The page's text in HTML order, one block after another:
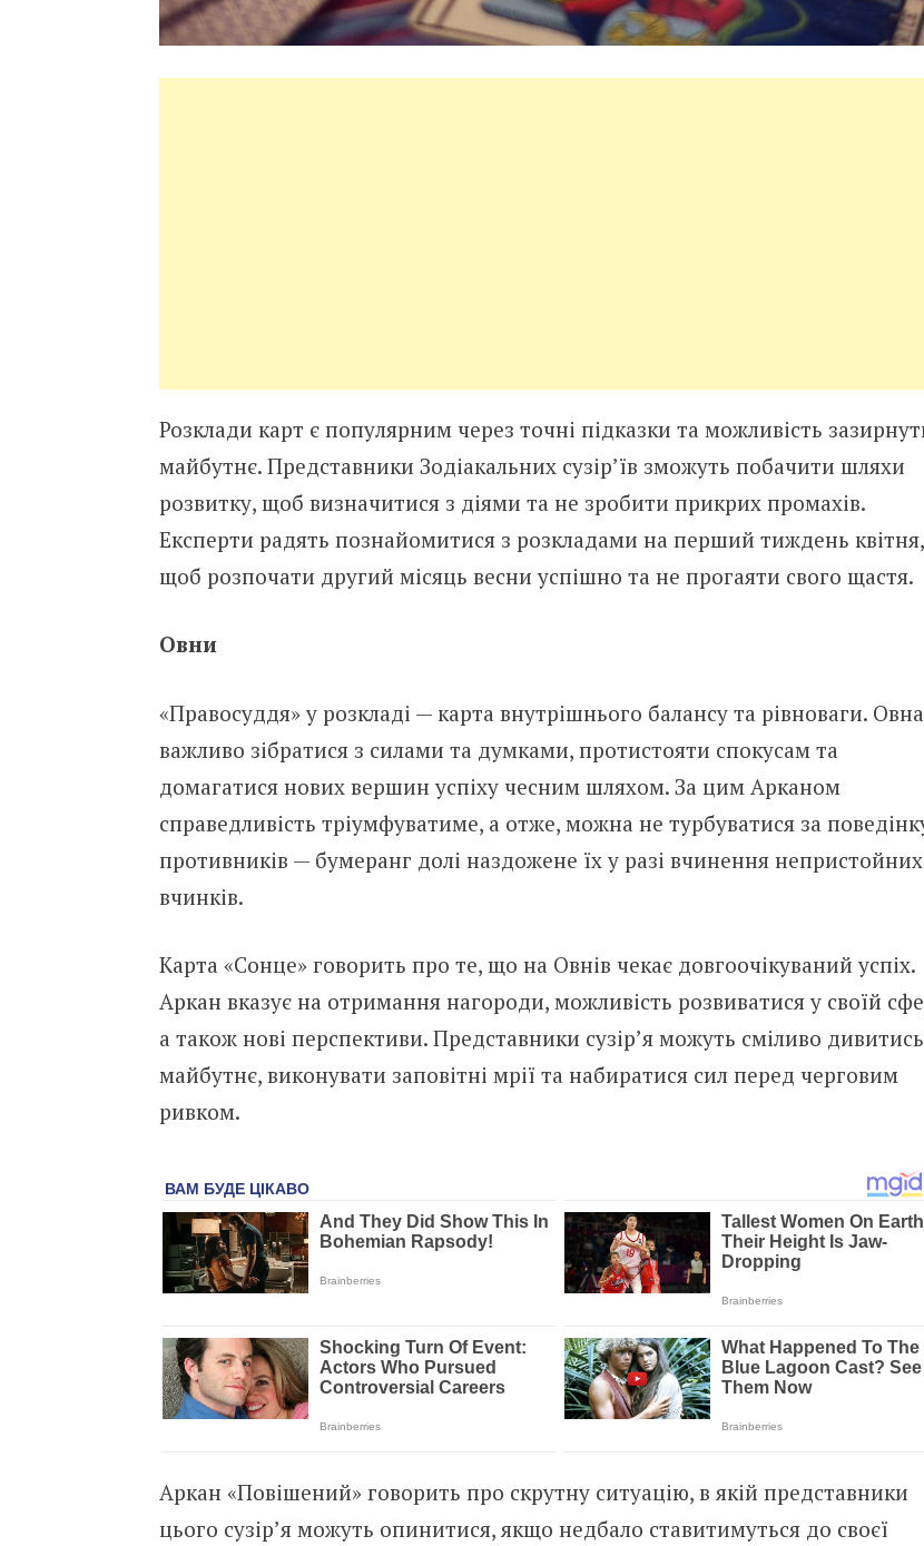
Розклади карт є популярним через точні підказки та можливість
майбутнє. Представники Зодіакальних сузір’їв зможуть побачити шляхи
розвитку, щоб визначитися з діями та не зробити прикрих промахів.
Експерти радять познайомитися з розкладами на перший тиждень квітня,
щоб розпочати другий місяць весни успішно та не прогаяти свого щастя.
Овни
«Правосуддя» у розкладі — карта внутрішнього балансу та рівноваги.
важливо зібратися з силами та думками, протистояти спокусам та
домагатися нових вершин успіху чесним шляхом. За цим Арканом
справедливість тріумфуватиме, а отже, можна не турбуватися за
противників — бумеранг долі наздожене їх у разі вчинення непристойних
вчинків.
Карта «Сонце» говорить про те, що на Овнів чекає довгоочікуваний успіх.
Аркан вказує на отримання нагороди, можливість розвиватися у своїй
а також нові перспективи. Представники сузір’я можуть сміливо
майбутнє, виконувати заповітні мрії та набиратися сил перед черговим
ривком.
Аркан «Повішений» говорить про скрутну ситуацію, в якій представники
цього сузір’я можуть опинитися, якщо недбало ставитимуться до своєї